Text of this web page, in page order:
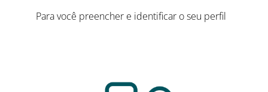
Para você preencher e identificar o seu perfil